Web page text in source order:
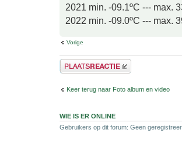
2021 min. -09.1ºC --- max.
2022 min. -09.0ºC --- max.
Vorige
Plaats een reactie
Keer terug naar Foto album en video
WIE IS ER ONLINE
Gebruikers op dit forum: Geen